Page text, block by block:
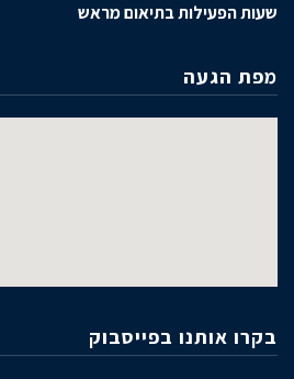
שעות הפעילות בתיאום מראש
מפת הגעה
בקרו אותנו בפייסבוק